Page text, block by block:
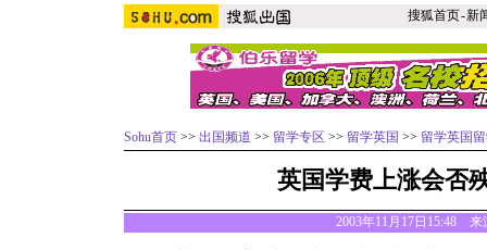
搜狐首页-新
Sohu首页 >> 出国频道 >> 留学专区 >> 留学英国 >> 留学英国
英国学费上涨会否
2003年11月17日15:48